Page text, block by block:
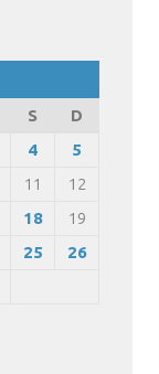
S
D
4
5
11
12
18
19
25
26